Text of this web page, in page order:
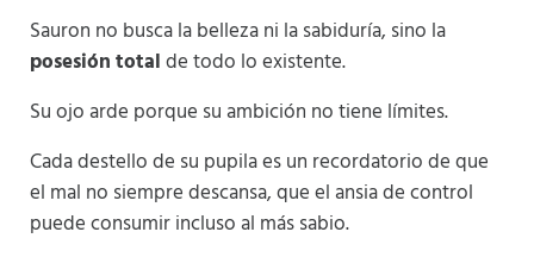
Sauron no busca la belleza ni la sabiduría, sino la
posesión totalde todo lo existente.
Su ojo arde porque su ambición no tiene límites.
Cada destello de su pupila es un recordatorio de que
el mal no siempre descansa, que el ansia de control
puede consumir incluso al más sabio.